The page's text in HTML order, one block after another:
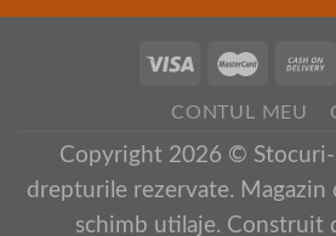
CONTUL MEU
Copyright 2026 ©
drepturile rezervate. Magazin
schimb utilaje. Construit